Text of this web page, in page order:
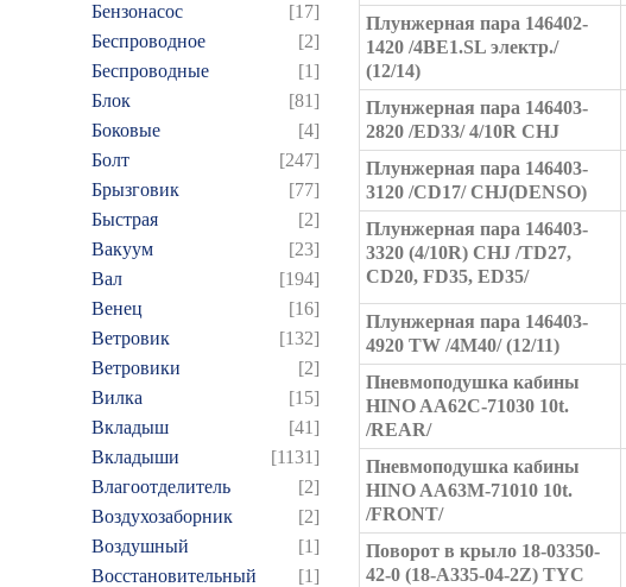
Бензонасос
[17]
Беспроводное
[2]
Беспроводные
[1]
Блок
[81]
Боковые
[4]
Болт
[247]
Брызговик
[77]
Быстрая
[2]
Вакуум
[23]
Вал
[194]
Венец
[16]
Ветровик
[132]
Ветровики
[2]
Вилка
[15]
Вкладыш
[41]
Вкладыши
[1131]
Влагоотделитель
[2]
Воздухозаборник
[2]
Воздушный
[1]
Восстановительный
[1]
Плунжерная пара 146402-
1420 /4BE1.SL электр./
(12/14)
Плунжерная пара 146403-
2820 /ED33/ 4/10R CHJ
Плунжерная пара 146403-
3120 /CD17/ CHJ(DENSO)
Плунжерная пара 146403-
3320 (4/10R) CHJ /TD27,
CD20, FD35, ED35/
Плунжерная пара 146403-
4920 TW /4M40/ (12/11)
Пневмоподушка кабины
HINO AA62C-71030 10t.
/REAR/
Пневмоподушка кабины
HINO AA63M-71010 10t.
/FRONT/
Поворот в крыло 18-03350-
42-0 (18-A335-04-2Z) TYC